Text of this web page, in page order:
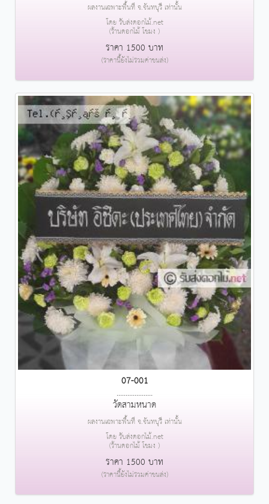
ผลงานเฉพาะพื้นที่ จ.จันทบุรี เท่านั้น
โดย รับส่งดอกไม้.net
(ร้านดอกไม้ โขมง )
ราคา 1500 บาท
(ราคานี้ยังไม่รวมค่าขนส่ง)
07-001
....................
วัดสามหนาด
ผลงานเฉพาะพื้นที่ จ.จันทบุรี เท่านั้น
โดย รับส่งดอกไม้.net
(ร้านดอกไม้ โขมง )
ราคา 1500 บาท
(ราคานี้ยังไม่รวมค่าขนส่ง)